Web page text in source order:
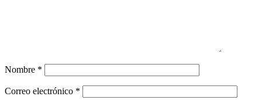
Nombre *
Correo electrónico *